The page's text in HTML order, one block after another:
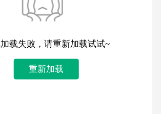
载失败，请重新加载试试~
重新加载